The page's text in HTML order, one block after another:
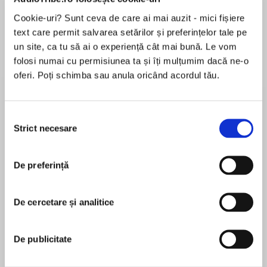
Cookie-uri? Sunt ceva de care ai mai auzit - mici fișiere
text care permit salvarea setărilor și preferințelor tale pe
un site, ca tu să ai o experiență cât mai bună. Le vom
folosi numai cu permisiunea ta și îți mulțumim dacă ne-o
oferi. Poți schimba sau anula oricând acordul tău.
consimțământului
Strict necesare
De preferință
De cercetare și analitice
De publicitate
de...
Dani Francis
la...
Lauren Weisberger
Desprecarte
When baby bunny, Letty, discovers that her
her, secretly, through the forest as she hides her
tempting. Letty nibbles one here and there . . .
enough eggs left for Letty’s forest friends?
A joyous – and very cheeky – Easter rhyming
MAI MULT
Helen Baugh wrote her first book (a book of spells)